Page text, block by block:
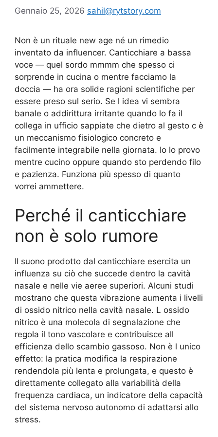
Gennaio 25, 2026 sahil@rytstory.com
Non è un rituale new age né un rimedio
inventato da influencer. Canticchiare a bassa
voce — quel sordo mmmm che spesso ci
sorprende in cucina o mentre facciamo la
doccia — ha ora solide ragioni scientifiche per
essere preso sul serio. Se l idea vi sembra
banale o addirittura irritante quando lo fa il
collega in ufficio sappiate che dietro al gesto c è
un meccanismo fisiologico concreto e
facilmente integrabile nella giornata. Io lo provo
mentre cucino oppure quando sto perdendo filo
e pazienza. Funziona più spesso di quanto
vorrei ammettere.
Perché il canticchiare
non è solo rumore
Il suono prodotto dal canticchiare esercita un
influenza su ciò che succede dentro la cavità
nasale e nelle vie aeree superiori. Alcuni studi
mostrano che questa vibrazione aumenta i livelli
di ossido nitrico nella cavità nasale. L ossido
nitrico è una molecola di segnalazione che
regola il tono vascolare e contribuisce all
efficienza dello scambio gassoso. Non è l unico
effetto: la pratica modifica la respirazione
rendendola più lenta e prolungata, e questo è
direttamente collegato alla variabilità della
frequenza cardiaca, un indicatore della capacità
del sistema nervoso autonomo di adattarsi allo
stress.